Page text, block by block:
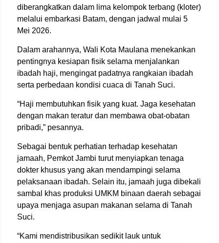
diberangkatkan dalam lima kelompok terbang (kloter)
melalui embarkasi Batam, dengan jadwal mulai 5
Mei 2026.
Dalam arahannya, Wali Kota Maulana menekankan
pentingnya kesiapan fisik selama menjalankan
ibadah haji, mengingat padatnya rangkaian ibadah
serta perbedaan kondisi cuaca di Tanah Suci.
“Haji membutuhkan fisik yang kuat. Jaga kesehatan
dengan makan teratur dan membawa obat-obatan
pribadi,” pesannya.
Sebagai bentuk perhatian terhadap kesehatan
jamaah, Pemkot Jambi turut menyiapkan tenaga
dokter khusus yang akan mendampingi selama
pelaksanaan ibadah. Selain itu, jamaah juga dibekali
sambal khas produksi UMKM binaan daerah sebagai
upaya menjaga asupan makanan selama di Tanah
Suci.
“Kami mendistribusikan sedikit lauk untuk